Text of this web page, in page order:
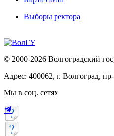
Выборы ректора
© 2000-2026 Волгоградский
Адрес: 400062, г. Волгоград,
Мы в соц. сетях